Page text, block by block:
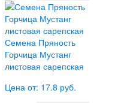
Семена Пряность
Горчица Мустанг
листовая сарепская
Цена от: 17.8 руб.